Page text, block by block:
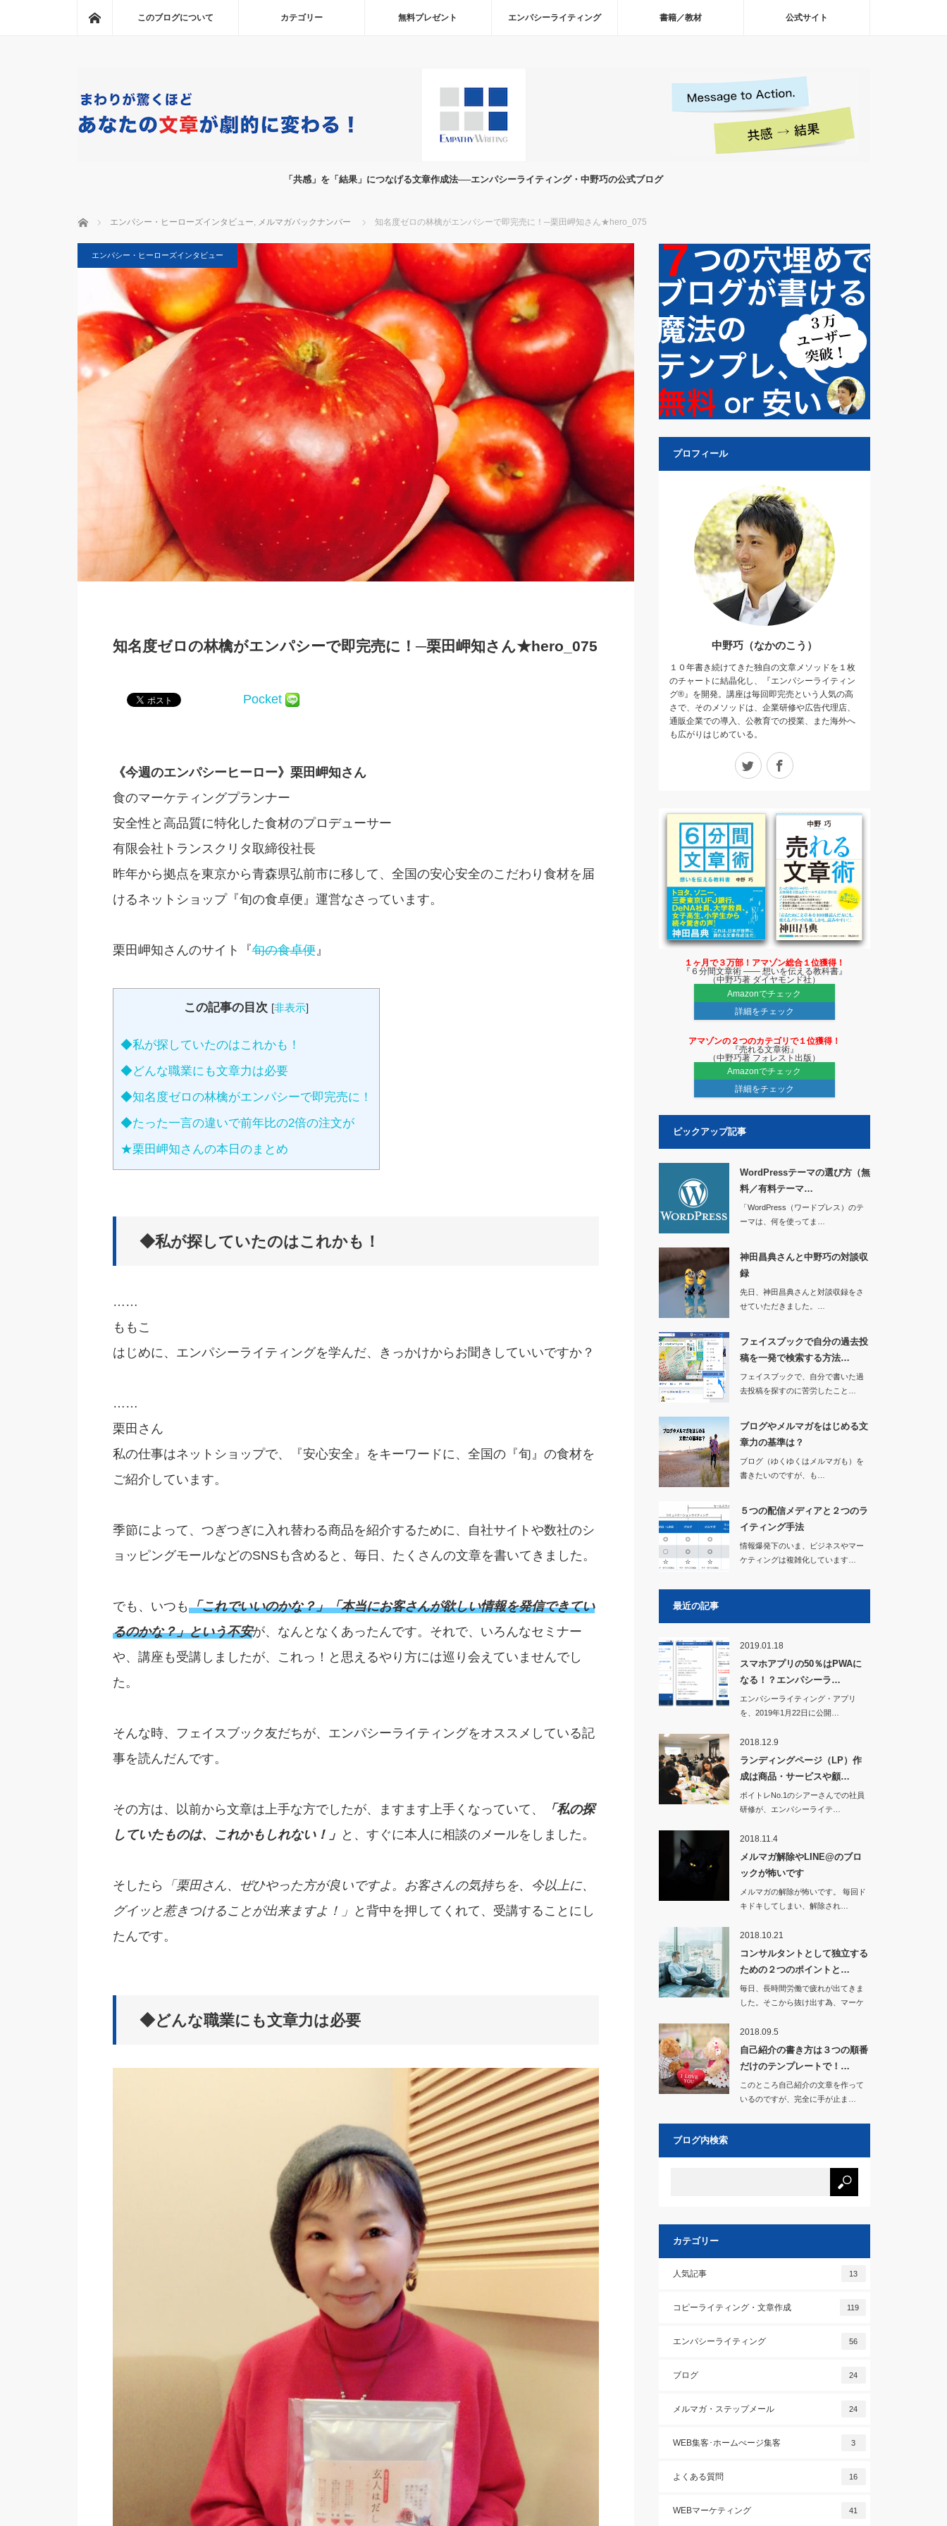
ホームこのブログについて カテゴリー 無料プレゼント エンパシーライティング 書籍／教材 公式サイト
「共感」を「結果」につなげる文章作成法──エンパシーライティング・中野巧の公式ブログ
ホーム エンパシー・ヒーローズインタビュー, メルマガバックナンバー 知名度ゼロの林檎がエンパシーで即完売に！─栗田岬知さん★hero_075
エンパシー・ヒーローズインタビュー
知名度ゼロの林檎がエンパシーで即完売に！─栗田岬知さん★hero_075
Pocket
《今週のエンパシーヒーロー》栗田岬知さん
食のマーケティングプランナー
安全性と高品質に特化した食材のプロデューサー
有限会社トランスクリタ取締役社長
昨年から拠点を東京から青森県弘前市に移して、全国の安心安全のこだわり食材を届
けるネットショップ『旬の食卓便』運営なさっています。
栗田岬知さんのサイト『旬の食卓便』
この記事の目次 [非表示]
◆私が探していたのはこれかも！
◆どんな職業にも文章力は必要
◆知名度ゼロの林檎がエンパシーで即完売に！
◆たった一言の違いで前年比の2倍の注文が
★栗田岬知さんの本日のまとめ
◆私が探していたのはこれかも！
……
ももこ
はじめに、エンパシーライティングを学んだ、きっかけからお聞きしていいですか？
……
栗田さん
私の仕事はネットショップで、『安心安全』をキーワードに、全国の『旬』の食材を
ご紹介しています。
季節によって、つぎつぎに入れ替わる商品を紹介するために、自社サイトや数社のシ
ョッピングモールなどのSNSも含めると、毎日、たくさんの文章を書いてきました。
でも、いつも「これでいいのかな？」「本当にお客さんが欲しい情報を発信できてい
るのかな？」という不安が、なんとなくあったんです。それで、いろんなセミナー
や、講座も受講しましたが、これっ！と思えるやり方には巡り会えていませんでし
た。
そんな時、フェイスブック友だちが、エンパシーライティングをオススメしている記
事を読んだんです。
その方は、以前から文章は上手な方でしたが、ますます上手くなっていて、
「私の探
していたものは、これかもしれない！」 と、すぐに本人に相談のメールをしました。
そしたら
「栗田さん、ぜひやった方が良いですよ。お客さんの気持ちを、今以上に、
グイッと惹きつけることが出来ますよ！」 と背中を押してくれて、受講することにし
たんです。
◆どんな職業にも文章力は必要
プロフィール
中野巧（なかのこう）
１０年書き続けてきた独自の文章メソッドを１枚
のチャートに結晶化し、『エンパシーライティン
グ®』を開発。講座は毎回即完売という人気の高
さで、そのメソッドは、企業研修や広告代理店、
通販企業での導入、公教育での授業、また海外へ
も広がりはじめている。
Twitter
１ヶ月で３万部！アマゾン総合１位獲得！
『６分間文章術 ―― 想いを伝える教科書』
（中野巧著 ダイヤモンド社）
Amazonでチェック
詳細をチェック
アマゾンの２つのカテゴリで１位獲得！
『売れる文章術』
（中野巧著 フォレスト出版）
Amazonでチェック
詳細をチェック
ピックアップ記事
WordPressテーマの選び方（無
料／有料テーマ…
「WordPress（ワードプレス）のテ
ーマは、何を使ってま…
神田昌典さんと中野巧の対談収
録
先日、神田昌典さんと対談収録をさ
せていただきました。…
フェイスブックで自分の過去投
稿を一発で検索する方法…
フェイスブックで、自分で書いた過
去投稿を探すのに苦労したこと…
ブログやメルマガをはじめる文
章力の基準は？
ブログ（ゆくゆくはメルマガも）を
書きたいのですが、も…
５つの配信メディアと２つのラ
イティング手法
情報爆発下のいま、ビジネスやマー
ケティングは複雑化しています…
最近の記事
2019.01.18
スマホアプリの50％はPWAに
なる！？エンパシーラ…
エンパシーライティング・アプリ
を、2019年1月22日に公開…
2018.12.9
ランディングページ（LP）作
成は商品・サービスや顧…
ボイトレNo.1のシアーさんでの社員
研修が、エンパシーライテ…
2018.11.4
メルマガ解除やLINE@のブロ
ックが怖いです
メルマガの解除が怖いです。 毎回ド
キドキしてしまい、解除され…
2018.10.21
コンサルタントとして独立する
ための２つのポイントと…
毎日、長時間労働で疲れが出てきま
した。そこから抜け出す為、マーケ
2018.09.5
自己紹介の書き方は３つの順番
だけのテンプレートで！…
このところ自己紹介の文章を作って
いるのですが、完全に手が止ま…
ブログ内検索
カテゴリー
人気記事 13
コピーライティング・文章作成 119
エンパシーライティング 56
ブログ 24
メルマガ・ステップメール 24
WEB集客･ホームぺージ集客 3
よくある質問 16
WEBマーケティング 41